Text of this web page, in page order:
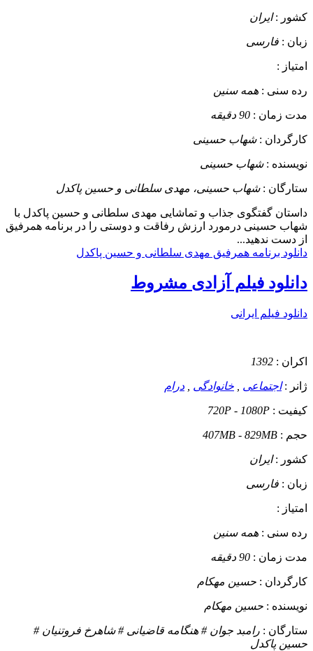
کشور :ایران
زبان : فارسی
امتیاز :
رده سنی : همه سنین
مدت زمان : 90 دقیقه
کارگردان :شهاب حسینی
نویسنده :شهاب حسینی
ستارگان :شهاب حسینی، مهدی سلطانی و حسین پاکدل
داستان گفتگوی جذاب و تماشایی مهدی سلطانی و حسین پاکدل با
شهاب حسینی درمورد ارزش رفاقت و دوستی را در برنامه همرفیق
از دست ندهید...
دانلود برنامه همرفیق مهدی سلطانی و حسین پاکدل
دانلود فیلم آزادی مشروط
دانلود فیلم ایرانی
اکران : 1392
ژانر :اجتماعی خانوادگی درام
کیفیت : 720P - 1080P
حجم : 407MB - 829MB
کشور :ایران
زبان : فارسی
امتیاز :
رده سنی : همه سنین
مدت زمان : 90 دقیقه
کارگردان : حسین مهکام
نویسنده : حسین مهکام
ستارگان : رامبد جوان # هنگامه قاضیانی # شاهرخ فروتنیان #
حسین پاکدل